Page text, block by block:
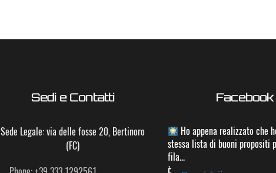
Sedi e Contatti
Sede Legale: via delle fosse 20, Bertinoro
(FC)
Facebook
Ho appena realizzato che
stessa lista di buoni propositi
fila...